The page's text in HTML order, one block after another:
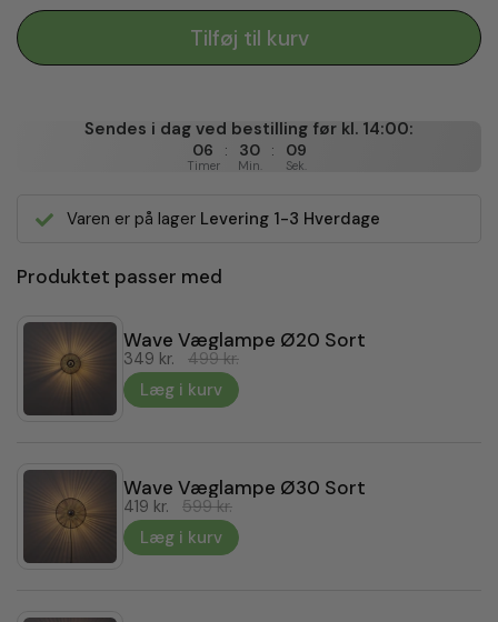
Tilføj til kurv
Sendes i dag ved bestilling før kl. 14:00:
06 : 30 : 08
Timer Min. Sek.
Varen er på lager Levering 1-3 Hverdage
Produktet passer med
Wave Væglampe Ø20 Sort
349 kr.
499 kr.
Læg i kurv
Wave Væglampe Ø30 Sort
419 kr.
599 kr.
Læg i kurv